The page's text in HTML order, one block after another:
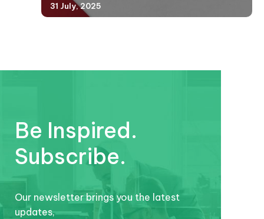
31 July, 2025
Be Inspired.
Subscribe.
Our newsletter brings you the latest
updates,